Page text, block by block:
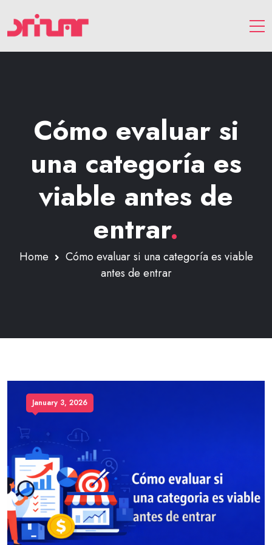
Cómo evaluar si
una categoría es
viable antes de
entrar.
Home
Cómo evaluar si una categoría es viable
antes de entrar
January 3, 2026